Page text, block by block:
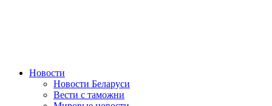
Сайт про автомобили
Новости
Новости Беларуси
Вести с таможни